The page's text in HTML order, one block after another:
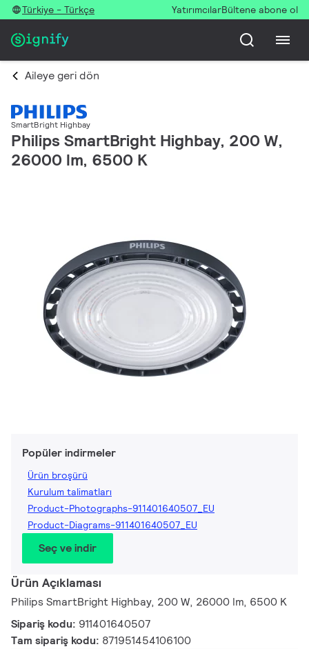
Türkiye - Türkçe YatırımcılarBültene abone ol
Aileye geri dön
SmartBright Highbay
Philips SmartBright Highbay, 200 W,
26000 lm, 6500 K
Popüler indirmeler
Ürün broşürü
Kurulum talimatları
Product-Photographs-911401640507_EU
Product-Diagrams-911401640507_EU
Seç ve indir
Ürün Açıklaması
Philips SmartBright Highbay, 200 W, 26000 lm, 6500 K
Sipariş kodu: 911401640507
Tam sipariş kodu: 871951454106100